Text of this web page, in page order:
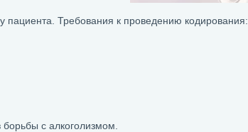
Требования к проведению кодирования:
с алкоголизмом.